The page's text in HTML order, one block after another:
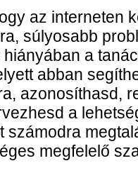
az interneten
súlyosabb
a
abban
azonosíthasd,
a
számodra
megfelelő